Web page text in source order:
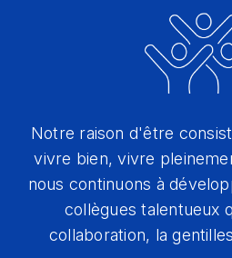
Notre raison d'être
vivre bien, vivre
nous continuons à
collègues talentueux
collaboration, la